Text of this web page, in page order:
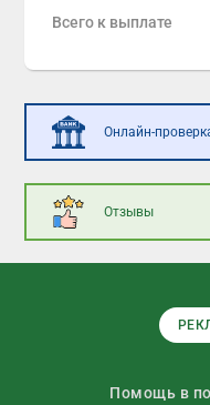
Всего к выплате
Онлайн-
Отзывы
Помощь в